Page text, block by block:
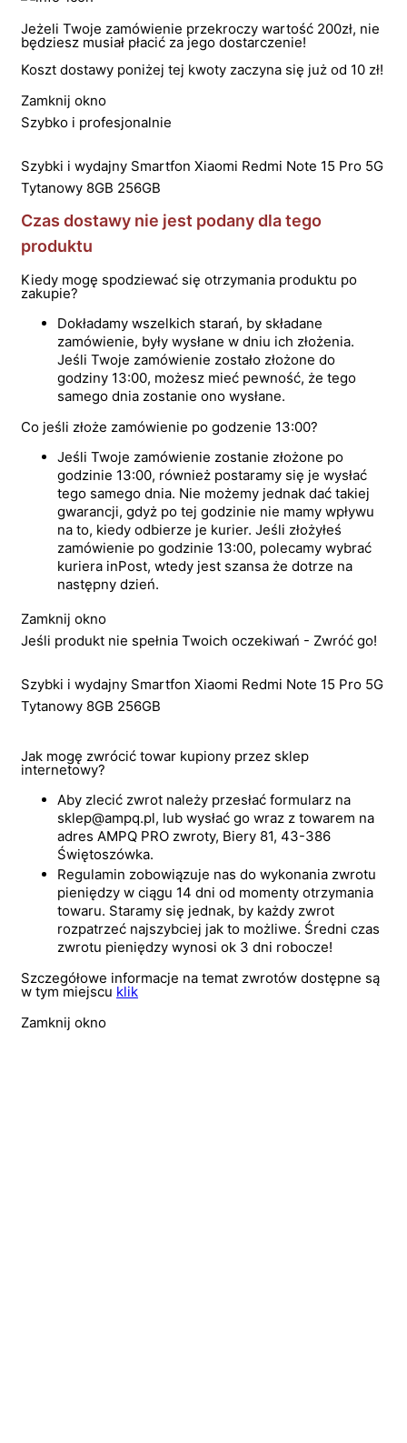
Jeżeli Twoje zamówienie przekroczy wartość 200zł, nie
będziesz musiał płacić za jego dostarczenie!
Koszt dostawy poniżej tej kwoty zaczyna się już od 10 zł!
Zamknij okno
Szybko i profesjonalnie
Szybki i wydajny Smartfon Xiaomi Redmi Note 15 Pro 5G
Tytanowy 8GB 256GB
Czas dostawy nie jest podany dla tego
produktu
Kiedy mogę spodziewać się otrzymania produktu po
zakupie?
Dokładamy wszelkich starań, by składane
zamówienie, były wysłane w dniu ich złożenia.
Jeśli Twoje zamówienie zostało złożone do
godziny 13:00, możesz mieć pewność, że tego
samego dnia zostanie ono wysłane.
Co jeśli złoże zamówienie po godzenie 13:00?
Jeśli Twoje zamówienie zostanie złożone po
godzinie 13:00, również postaramy się je wysłać
tego samego dnia. Nie możemy jednak dać takiej
gwarancji, gdyż po tej godzinie nie mamy wpływu
na to, kiedy odbierze je kurier. Jeśli złożyłeś
zamówienie po godzinie 13:00, polecamy wybrać
kuriera inPost, wtedy jest szansa że dotrze na
następny dzień.
Zamknij okno
Jeśli produkt nie spełnia Twoich oczekiwań - Zwróć go!
Szybki i wydajny Smartfon Xiaomi Redmi Note 15 Pro 5G
Tytanowy 8GB 256GB
Jak mogę zwrócić towar kupiony przez sklep
internetowy?
Aby zlecić zwrot należy przesłać formularz na
sklep@ampq.pl, lub wysłać go wraz z towarem na
adres AMPQ PRO zwroty, Biery 81, 43-386
Świętoszówka.
Regulamin zobowiązuje nas do wykonania zwrotu
pieniędzy w ciągu 14 dni od momenty otrzymania
towaru. Staramy się jednak, by każdy zwrot
rozpatrzeć najszybciej jak to możliwe. Średni czas
zwrotu pieniędzy wynosi ok 3 dni robocze!
Szczegółowe informacje na temat zwrotów dostępne są
w tym miejscu klik
Zamknij okno